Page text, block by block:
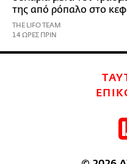
της από ρόπαλο στο
THE LIFO TEAM
14 ΩΡΕΣ ΠΡΙΝ